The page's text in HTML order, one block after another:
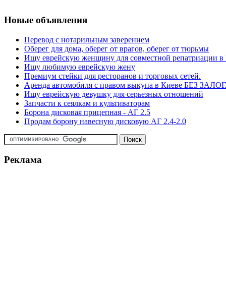
Новые объявления
Перевод с нотарильным заверением
Оберег для дома, оберег от врагов, оберег от тюрьмы
Ищу еврейскую женщину для совместной репатриации в
Ищу любимую еврейскую жену
Премиум стейки для ресторанов и торговых сетей.
Аренда автомобиля с правом выкупа в Киеве БЕЗ
Ищу еврейскую девушку для серьезных отношений
Запчасти к сеялкам и культиваторам
Борона дисковая прицепная - АГ 2.5
Продам борону навесную дисковую АГ 2.4-2.0
Реклама